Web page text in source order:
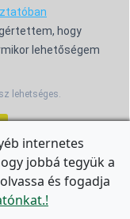
hogy
lehetőségem
lehetséges.
internetes
jobbá tegyük a
és fogadja